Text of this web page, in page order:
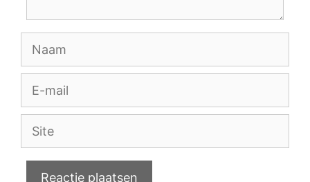
Naam
mail
Site